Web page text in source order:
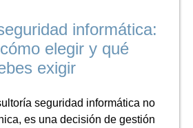
informática:
elegir y qué
exigir
seguridad informática no
es una decisión de gestión